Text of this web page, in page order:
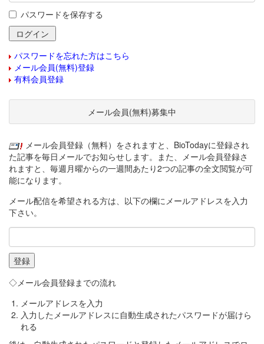
パスワードを保存する
パスワードを忘れた方はこちら
メール会員(無料)登録
有料会員登録
メール会員(無料)募集中
メール会員登録（無料）をされますと、BioTodayに登録され
た記事を毎日メールでお知らせします。また、メール会員登録さ
れますと、毎週月曜からの一週間あたり2つの記事の全文閲覧が可
能になります。
メール配信を希望される方は、以下の欄にメールアドレスを入力
下さい。
◇メール会員登録までの流れ
メールアドレスを入力
入力したメールアドレスに自動生成されたパスワードが届けら
れる